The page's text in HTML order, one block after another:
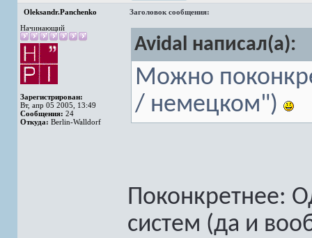
Oleksandr.Panchenko
Заголовок сообщения:
Начинающий
Зарегистрирован:
Вт, апр 05 2005, 13:49
Сообщения: 24
Откуда: Berlin-Walldorf
Avidal написал(а):
Можно
/ немецком")
Поконкретнее:
систем (да и